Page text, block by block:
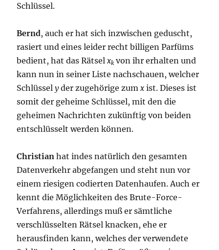
Schlüssel.
Bernd, auch er hat sich inzwischen geduscht,
rasiert und eines leider recht billigen Parfüms
bedient, hat das Rätselxk von ihr erhalten und
kann nun in seiner Liste nachschauen, welcher
Schlüsselyder zugehörige zumx ist. Dieses ist
somit der geheime Schlüssel, mit den die
geheimen Nachrichten zukünftig von beiden
entschlüsselt werden können.
Christian hat indes natürlich den gesamten
Datenverkehr abgefangen und steht nun vor
einem riesigen codierten Datenhaufen. Auch er
kennt die Möglichkeiten des Brute-Force-
Verfahrens, allerdings muß er sämtliche
verschlüsselten Rätsel knacken, ehe er
herausfinden kann, welches der verwendete